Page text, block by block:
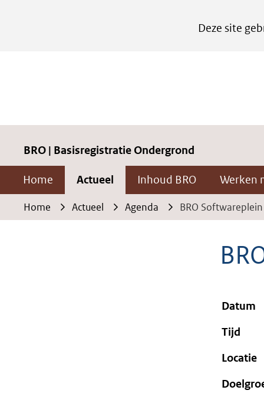
Deze site
van
cookies
op
deze
website
worden
BRO | Basisregistratie Ondergrond
Home Actueel Inhoud BRO Werken
Home Actueel Agenda BRO Softwareplein
Datum
Tijd
Locatie